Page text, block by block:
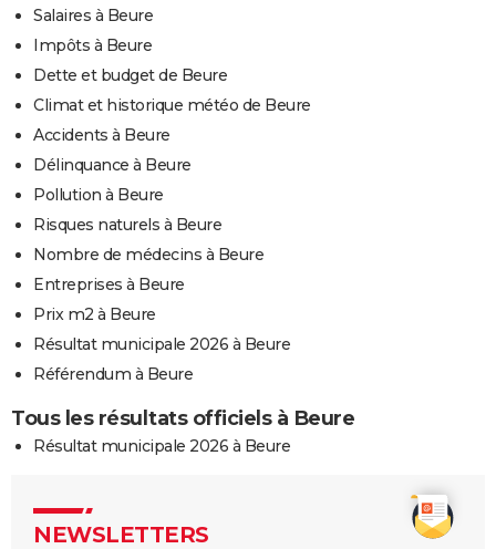
Salaires à Beure
Impôts à Beure
Dette et budget de Beure
Climat et historique météo de Beure
Accidents à Beure
Délinquance à Beure
Pollution à Beure
Risques naturels à Beure
Nombre de médecins à Beure
Entreprises à Beure
Prix m2 à Beure
Résultat municipale 2026 à Beure
Référendum à Beure
Tous les résultats officiels à Beure
Résultat municipale 2026 à Beure
NEWSLETTERS